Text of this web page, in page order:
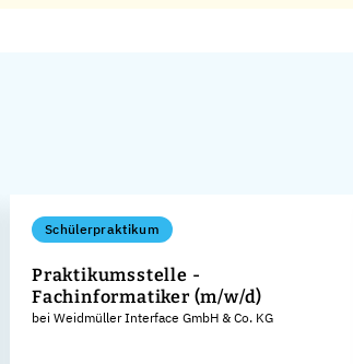
Schülerpraktikum
Praktikumsstelle -
Fachinformatiker (m/w/d)
bei Weidmüller Interface GmbH & Co. KG